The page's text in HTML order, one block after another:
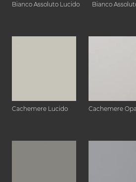
Bianco Assoluto Lucido Bianco
Cachemere Lucido Cachemere